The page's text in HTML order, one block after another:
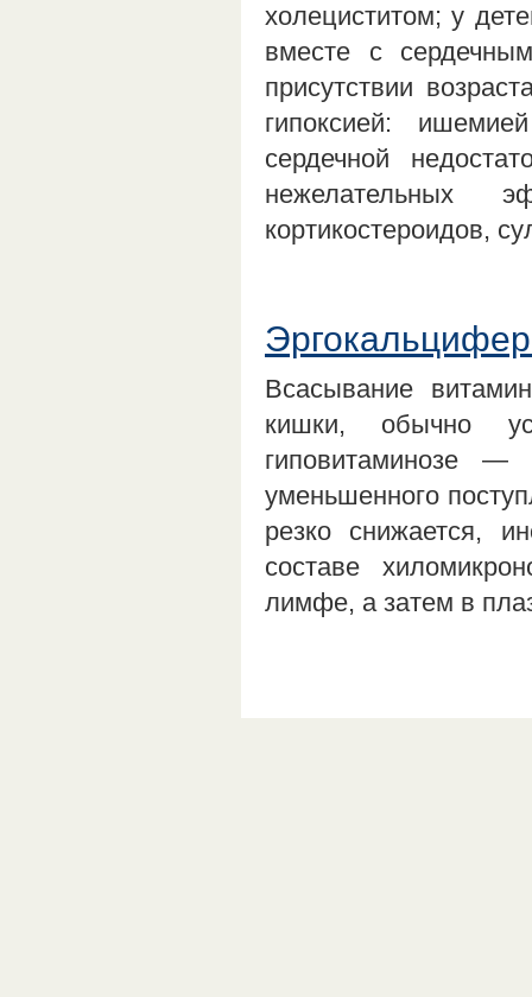
холециститом; у
вместе с
присутствии
гипоксией:
сердечной
нежелательных
кортикостероидов,
Всасывание
кишки, обычно
гиповитаминозе
уменьшенного
резко снижается,
составе
лимфе, а затем в